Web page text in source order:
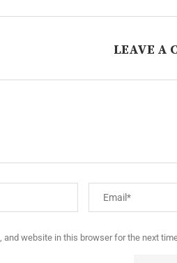
LEAVE A
and website in this browser for the next